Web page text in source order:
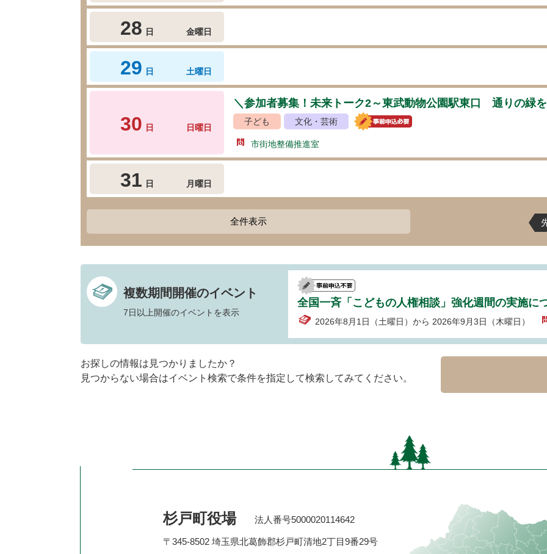
28 日 金曜日
29 日 土曜日
30 日 日曜日
＼参加者募集！未来トーク2～東武動物公園駅東口 通りの緑
子ども 文化・芸術
市街地整備推進室
31 日 月曜日
全件表示
複数期間開催のイベント
7日以上開催のイベントを表示
全国一斉「こどもの人権相談」強化週間の実施に
2026年8月1日（土曜日）から 2026年9月3日（木曜日）
お探しの情報は見つかりましたか？
見つからない場合はイベント検索で条件を指定して検索してみてください。
杉戸町役場 法人番号5000020114642
〒345-8502 埼玉県北葛飾郡杉戸町清地2丁目9番29号